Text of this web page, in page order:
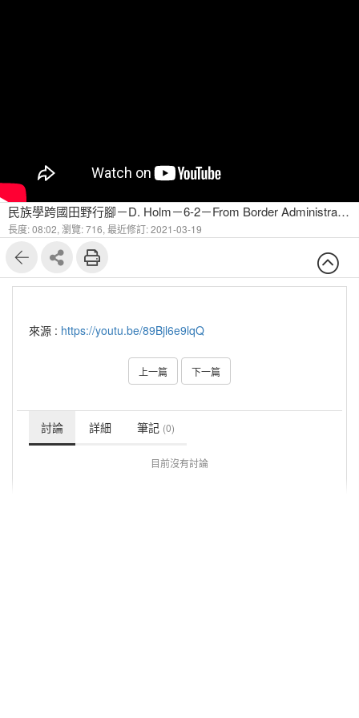
民族學跨國田野行腳－D. Holm－6-2－From Border Administration to Border Area to Border Region Field Investigation
長度: 08:02, 瀏覽: 716, 最近修訂: 2021-03-19
來源 : https://youtu.be/89Bjl6e9lqQ
上一篇 下一篇
討論 詳細 筆記 (0)
目前沒有討論